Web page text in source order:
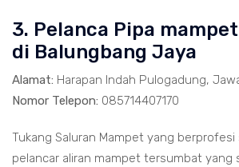
3. Pelanca Pipa
di Balungbang Jaya
Alamat: Harapan Indah Pulogadung,
Nomor Telepon: 085714407170
Tukang Saluran Mampet yang berprofesi
pelancar aliran mampet tersumbat yang